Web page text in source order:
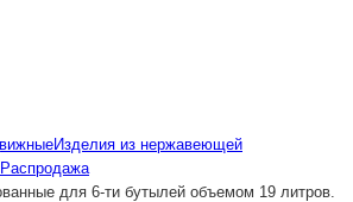
Изделия из нержавеющей
Распродажа
для 6-ти бутылей объемом 19 литров.